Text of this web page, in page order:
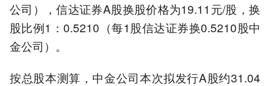
公司），信达证券A股换股价格为19.11元/股，换
股比例1：0.5210（每1股信达证券换0.5210股中
金公司）。
按总股本测算，中金公司本次拟发行A股约31.04